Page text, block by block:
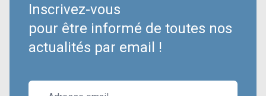
Inscrivez-vous
pour être informé de toutes nos
actualités par email !